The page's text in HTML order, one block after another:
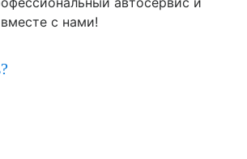
с нами!